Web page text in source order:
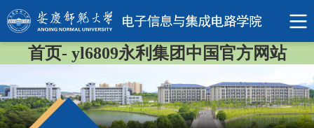
首页- yl6809永利集团中国官方网站